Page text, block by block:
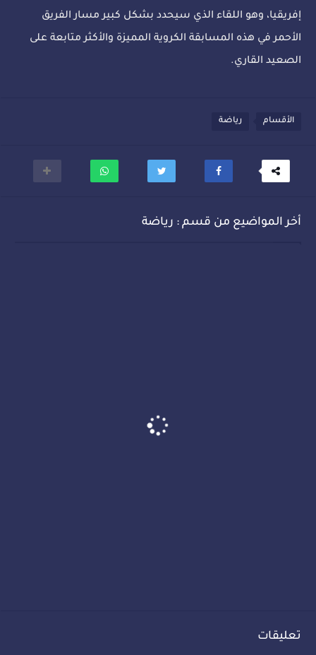
إفريقيا، وهو اللقاء الذي سيحدد بشكل كبير مسار الفريق
الأحمر في هذه المسابقة الكروية المميزة والأكثر متابعة على
الصعيد القاري.
الأقسام رياضة
أخر المواضيع من قسم : رياضة
تعليقات